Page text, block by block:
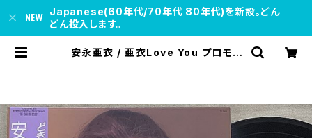
Japanese(60年代/70年代 80年代)を新設。どん
どん投入します。
安永亜衣 / 亜衣Love You プロモ |